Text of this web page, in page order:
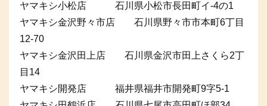
ヤマキシ小松店 石川県小松市長田町イ-4の1
ヤマキシ金沢野々市店 石川県野々市市本町6丁目
12-70
ヤマキシ金沢田上店 石川県金沢市田上さくら2丁
目14
ヤマキシ開発店 福井県福井市開発町9字5-1